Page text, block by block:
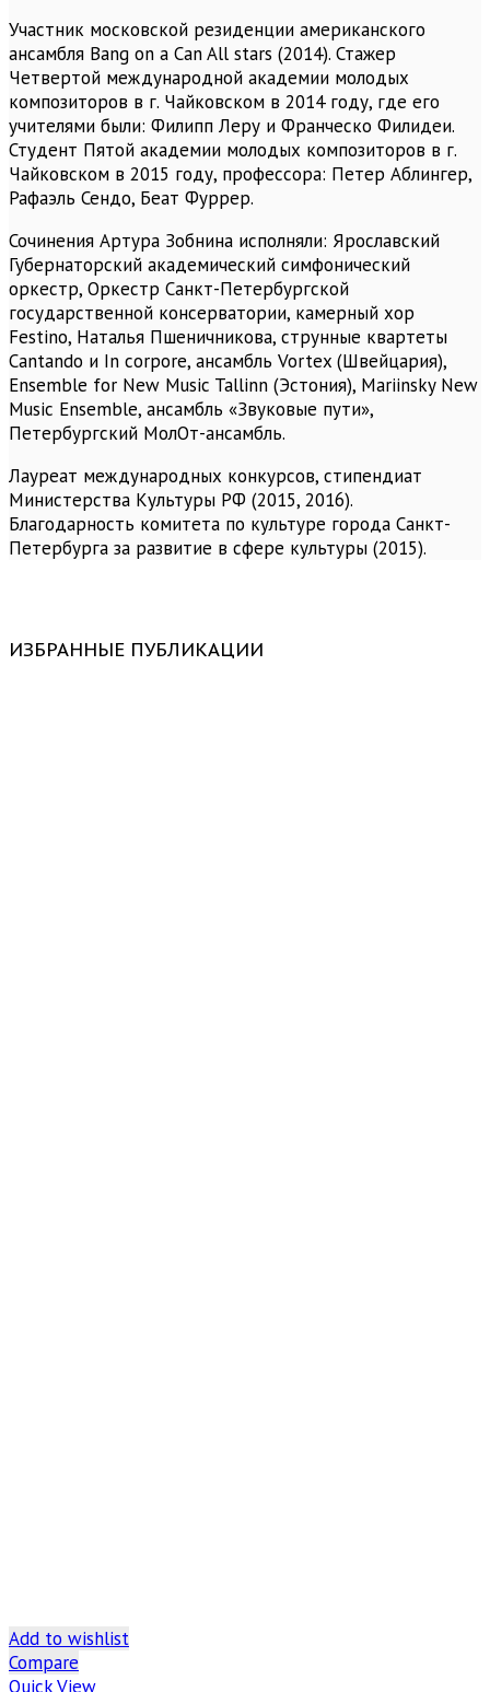
Участник московской резиденции американского
ансамбля Bang on a Can All stars (2014). Стажер
Четвертой международной академии молодых
композиторов в г. Чайковском в 2014 году, где его
учителями были: Филипп Леру и Франческо Филидеи.
Студент Пятой академии молодых композиторов в г.
Чайковском в 2015 году, профессора: Петер Аблингер,
Рафаэль Сендо, Беат Фуррер.
Сочинения Артура Зобнина исполняли: Ярославский
Губернаторский академический симфонический
оркестр, Оркестр Санкт-Петербургской
государственной консерватории, камерный хор
Festino, Наталья Пшеничникова, струнные квартеты
Cantando и In corpore, ансамбль Vortex (Швейцария),
Ensemble for New Music Tallinn (Эстония), Mariinsky New
Music Ensemble, ансамбль «Звуковые пути»,
Петербургский МолОт-ансамбль.
Лауреат международных конкурсов, стипендиат
Министерства Культуры РФ (2015, 2016).
Благодарность комитета по культуре города Санкт-
Петербурга за развитие в сфере культуры (2015).
ИЗБРАННЫЕ ПУБЛИКАЦИИ
Add to wishlist
Compare
Quick View